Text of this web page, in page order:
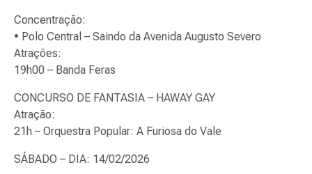
Concentração:
• Polo Central – Saindo da Avenida Augusto Severo
Atrações:
19h00 – Banda Feras
CONCURSO DE FANTASIA – HAWAY GAY
Atração:
21h – Orquestra Popular: A Furiosa do Vale
SÁBADO – DIA: 14/02/2026